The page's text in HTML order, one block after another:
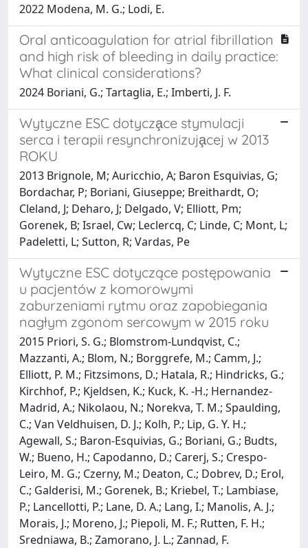
2022 Modena, M. G.; Lodi, E.
Oral anticoagulation for atrial fibrillation
and high risk of bleeding in daily practice:
What clinical considerations?
2024 Boriani, G.; Tartaglia, E.; Imberti, J. F.
Wytyczne ESC dotycza̧ce stymulacji
serca i terapii resynchronizuja̧cej w 2013
ROKU
2013 Brignole, M; Auricchio, A; Baron Esquivias, G;
Bordachar, P; Boriani, Giuseppe; Breithardt, O;
Cleland, J; Deharo, J; Delgado, V; Elliott, Pm;
Gorenek, B; Israel, Cw; Leclercq, C; Linde, C; Mont, L;
Padeletti, L; Sutton, R; Vardas, Pe
Wytyczne ESC dotyczące postępowania
u pacjentów z komorowymi
zaburzeniami rytmu oraz zapobiegania
nagłym zgonom sercowym w 2015 roku
2015 Priori, S. G.; Blomstrom-Lundqvist, C.;
Mazzanti, A.; Blom, N.; Borggrefe, M.; Camm, J.;
Elliott, P. M.; Fitzsimons, D.; Hatala, R.; Hindricks, G.;
Kirchhof, P.; Kjeldsen, K.; Kuck, K. -H.; Hernandez-
Madrid, A.; Nikolaou, N.; Norekva, T. M.; Spaulding,
C.; Van Veldhuisen, D. J.; Kolh, P.; Lip, G. Y. H.;
Agewall, S.; Baron-Esquivias, G.; Boriani, G.; Budts,
W.; Bueno, H.; Capodanno, D.; Carerj, S.; Crespo-
Leiro, M. G.; Czerny, M.; Deaton, C.; Dobrev, D.; Erol,
C.; Galderisi, M.; Gorenek, B.; Kriebel, T.; Lambiase,
P.; Lancellotti, P.; Lane, D. A.; Lang, I.; Manolis, A. J.;
Morais, J.; Moreno, J.; Piepoli, M. F.; Rutten, F. H.;
Sredniawa, B.; Zamorano, J. L.; Zannad, F.